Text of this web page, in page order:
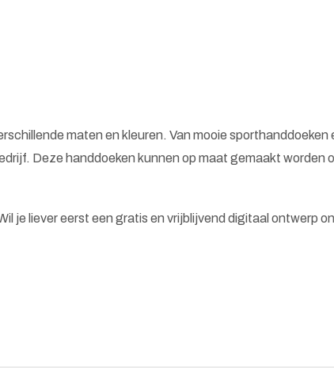
maten en kleuren. Van mooie
Deze handdoeken kunnen op maat gemaakt worden
je liever eerst een gratis en vrijblijvend digitaal ontwerp